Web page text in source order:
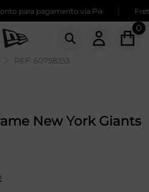
para pagamento via Pix
0
REF: 60758353
New York Giants